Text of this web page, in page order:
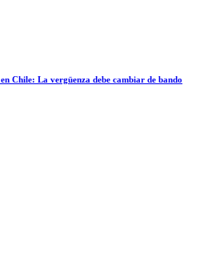
Chile: La vergüenza debe cambiar de bando